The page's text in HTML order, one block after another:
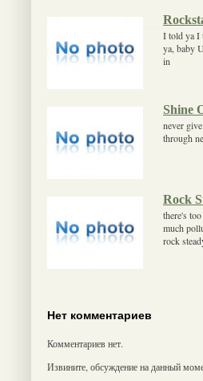
I told ya I
ya, baby
in
Shine
never
through
Rock
there's
much
rock
Нет комментариев
Комментариев нет.
Извините, обсуждение на данный